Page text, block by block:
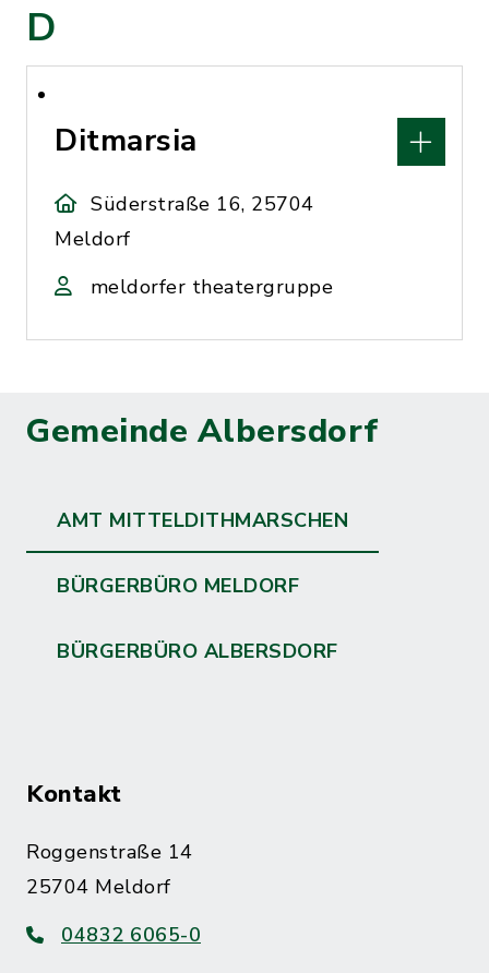
D
Ditmarsia
Süderstraße 16, 25704
Meldorf
meldorfer theatergruppe
Gemeinde Albersdorf
AMT MITTELDITHMARSCHEN
BÜRGERBÜRO MELDORF
BÜRGERBÜRO ALBERSDORF
Kontakt
Roggenstraße 14
25704 Meldorf
04832 6065-0